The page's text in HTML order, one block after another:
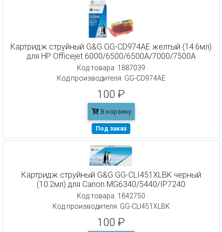
Картридж струйный G&G GG-CD974AE желтый (14.6мл)
для HP Officejet 6000/6500/6500A/7000/7500A
Код товара: 1887039
Код производителя: GG-CD974AE
100 ₽
В корзину
Под заказ
Картридж струйный G&G GG-CLI451XLBK черный
(10.2мл) для Canon MG6340/5440/IP7240
Код товара: 1842750
Код производителя: GG-CLI451XLBK
100 ₽